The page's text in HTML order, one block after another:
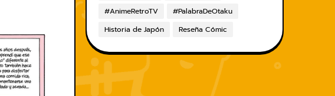
#AnimeRetroTV
#PalabraDeOtaku
Historia de Japón
Reseña Cómic